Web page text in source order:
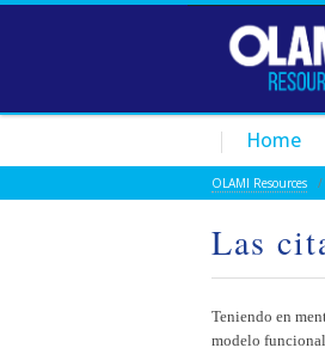
Home
OLAMI Resources /
Las
Teniendo en
modelo